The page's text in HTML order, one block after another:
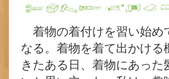
着物の着付けを習い始め
なる。着物を着て出かける
きたある日、着物にあった